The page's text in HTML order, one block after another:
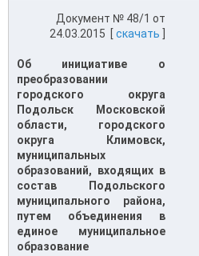
Документ № 48/1 от
24.03.2015 [ скачать
Об инициативе о
преобразовании
городского округа
Подольск Московской
области, городского
округа Климовск,
муниципальных
образований, входящих в
состав Подольского
муниципального района,
путем объединения в
единое муниципальное
образование